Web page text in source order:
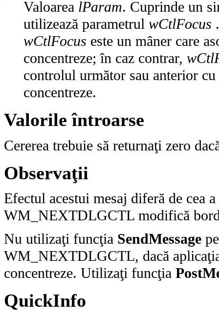
Valoarea lParam. Cuprinde un
utilizează parametrul wCtlFocus
wCtlFocus este un mâner care
concentreze; în caz contrar,
controlul următor sau anterior
concentreze.
Valorile întroarse
Cererea trebuie să returnaţi zero
Observaţii
Efectul acestui mesaj diferă de cea
WM_NEXTDLGCTL modifică
Nu utilizaţi funcţia SendMessage
WM_NEXTDLGCTL, dacă
concentreze. Utilizaţi funcţia
QuickInfo